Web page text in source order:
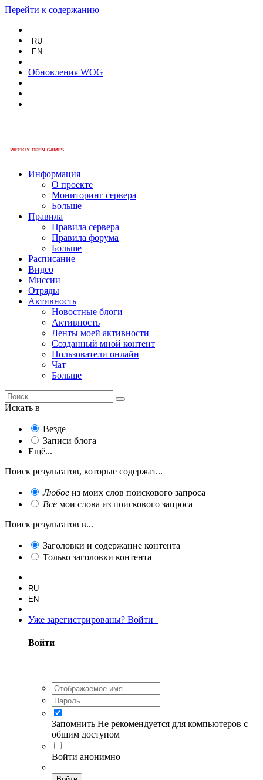
Перейти к содержанию
RU
EN
Обновления WOG
Информация
О проекте
Мониторинг сервера
Больше
Правила
Правила сервера
Правила форума
Больше
Расписание
Видео
Миссии
Отряды
Активность
Новостные блоги
Активность
Ленты моей активности
Созданный мной контент
Пользователи онлайн
Чат
Больше
Искать в
Везде
Записи блога
Ещё...
Поиск результатов, которые содержат...
Любое из моих слов поискового запроса
Все мои слова из поискового запроса
Поиск результатов в...
Заголовки и содержание контента
Только заголовки контента
RU
EN
Уже зарегистрированы? Войти
Войти
Запомнить Не рекомендуется для компьютеров с
общим доступом
Войти анонимно